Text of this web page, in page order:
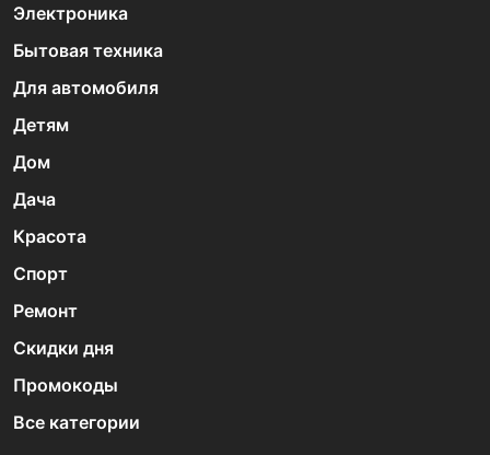
Электроника
Бытовая техника
Для автомобиля
Детям
Дом
Дача
Красота
Спорт
Ремонт
Скидки дня
Промокоды
Все категории